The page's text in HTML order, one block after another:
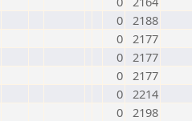
0 2188
0 2177
0 2177
0 2177
0 2214
0 2198